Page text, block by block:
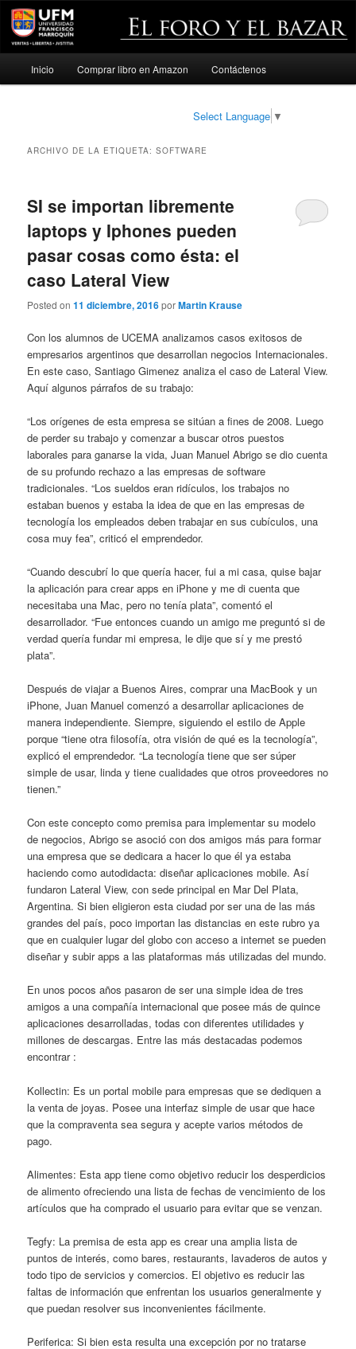
Ir
Ir
Inicio Comprar libro en Amazon Contáctenos
Select Language ▼
ARCHIVO DE LA ETIQUETA:SOFTWARE
SI se importan libremente
laptops y Iphones pueden
pasar cosas como ésta: el
caso Lateral View
Posted on11 diciembre, 2016porMartin Krause
Con los alumnos de UCEMA analizamos casos exitosos de
empresarios argentinos que desarrollan negocios Internacionales.
En este caso, Santiago Gimenez analiza el caso de Lateral View.
Aquí algunos párrafos de su trabajo:
“Los orígenes de esta empresa se sitúan a fines de 2008. Luego
de perder su trabajo y comenzar a buscar otros puestos
laborales para ganarse la vida, Juan Manuel Abrigo se dio cuenta
de su profundo rechazo a las empresas de software
tradicionales. “Los sueldos eran ridículos, los trabajos no
estaban buenos y estaba la idea de que en las empresas de
tecnología los empleados deben trabajar en sus cubículos, una
cosa muy fea”, criticó el emprendedor.
“Cuando descubrí lo que quería hacer, fui a mi casa, quise bajar
la aplicación para crear apps en iPhone y me di cuenta que
necesitaba una Mac, pero no tenía plata”, comentó el
desarrollador. “Fue entonces cuando un amigo me preguntó si de
verdad quería fundar mi empresa, le dije que sí y me prestó
plata”.
Después de viajar a Buenos Aires, comprar una MacBook y un
iPhone, Juan Manuel comenzó a desarrollar aplicaciones de
manera independiente. Siempre, siguiendo el estilo de Apple
porque “tiene otra filosofía, otra visión de qué es la tecnología”,
explicó el emprendedor. “La tecnología tiene que ser súper
simple de usar, linda y tiene cualidades que otros proveedores no
tienen.”
Con este concepto como premisa para implementar su modelo
de negocios, Abrigo se asoció con dos amigos más para formar
una empresa que se dedicara a hacer lo que él ya estaba
haciendo como autodidacta: diseñar aplicaciones mobile. Así
fundaron Lateral View, con sede principal en Mar Del Plata,
Argentina. Si bien eligieron esta ciudad por ser una de las más
grandes del país, poco importan las distancias en este rubro ya
que en cualquier lugar del globo con acceso a internet se pueden
diseñar y subir apps a las plataformas más utilizadas del mundo.
En unos pocos años pasaron de ser una simple idea de tres
amigos a una compañía internacional que posee más de quince
aplicaciones desarrolladas, todas con diferentes utilidades y
millones de descargas. Entre las más destacadas podemos
encontrar :
Kollectin: Es un portal mobile para empresas que se dediquen a
la venta de joyas. Posee una interfaz simple de usar que hace
que la compraventa sea segura y acepte varios métodos de
pago.
Alimentes: Esta app tiene como objetivo reducir los desperdicios
de alimento ofreciendo una lista de fechas de vencimiento de los
artículos que ha comprado el usuario para evitar que se venzan.
Tegfy: La premisa de esta app es crear una amplia lista de
puntos de interés, como bares, restaurants, lavaderos de autos y
todo tipo de servicios y comercios. El objetivo es reducir las
faltas de información que enfrentan los usuarios generalmente y
que puedan resolver sus inconvenientes fácilmente.
Periferica: Si bien esta resulta una excepción por no tratarse